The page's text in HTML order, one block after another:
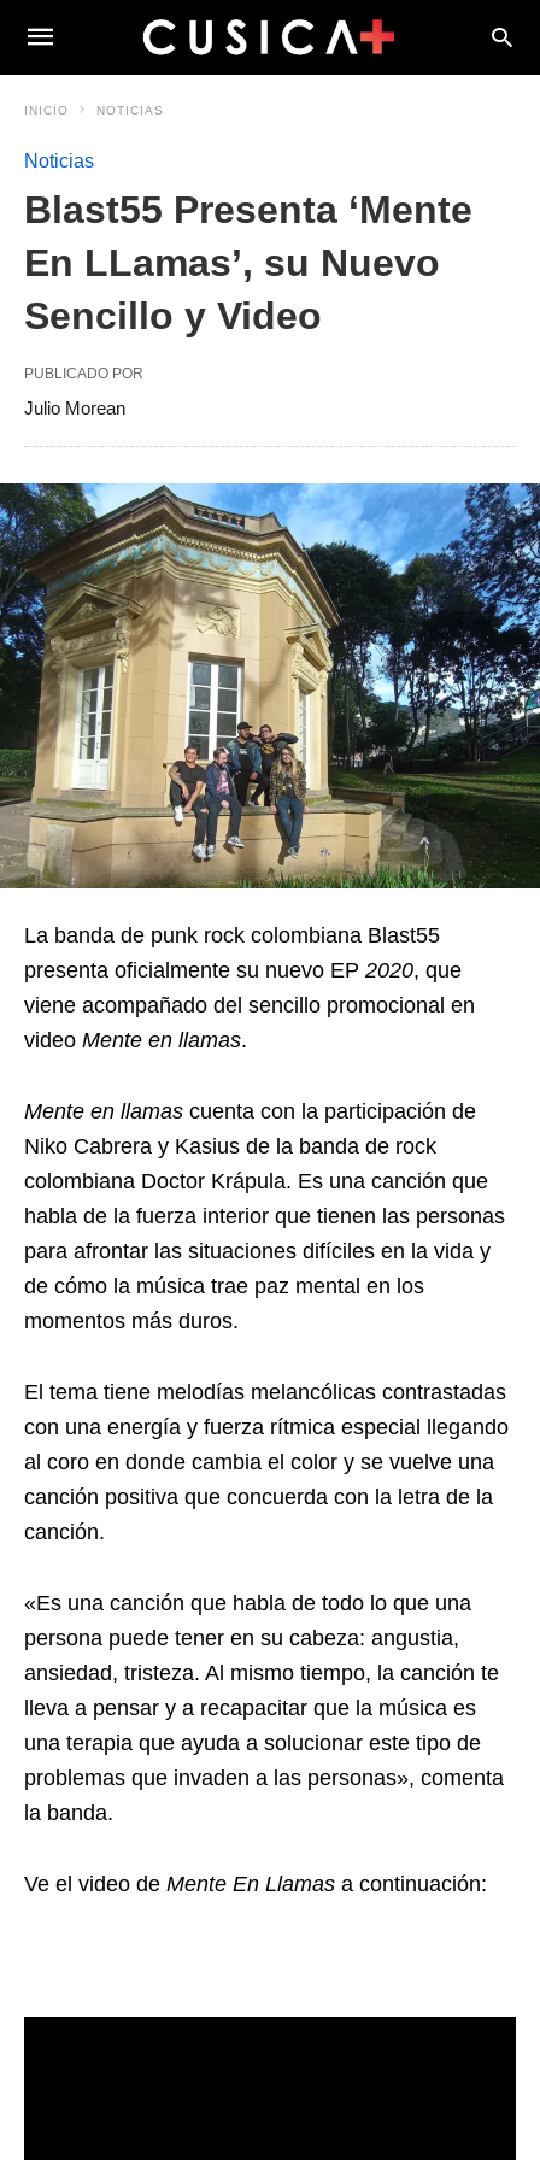
INICIO NOTICIAS
Noticias
Blast55 Presenta ‘Mente
En LLamas’, su Nuevo
Sencillo y Video
PUBLICADO POR
Julio Morean
La banda de punk rock colombiana Blast55
presenta oficialmente su nuevo EP 2020, que
viene acompañado del sencillo promocional en
video Mente en llamas.
Mente en llamas cuenta con la participación de
Niko Cabrera y Kasius de la banda de rock
colombiana Doctor Krápula. Es una canción que
habla de la fuerza interior que tienen las personas
para afrontar las situaciones difíciles en la vida y
de cómo la música trae paz mental en los
momentos más duros.
El tema tiene melodías melancólicas contrastadas
con una energía y fuerza rítmica especial llegando
al coro en donde cambia el color y se vuelve una
canción positiva que concuerda con la letra de la
canción.
«Es una canción que habla de todo lo que una
persona puede tener en su cabeza: angustia,
ansiedad, tristeza. Al mismo tiempo, la canción te
lleva a pensar y a recapacitar que la música es
una terapia que ayuda a solucionar este tipo de
problemas que invaden a las personas», comenta
la banda.
Ve el video de Mente En Llamas a continuación: